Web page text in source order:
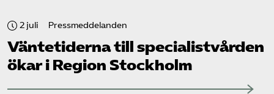
2 juli Pressmeddelanden
Väntetiderna till specialistvården
ökar i Region Stockholm